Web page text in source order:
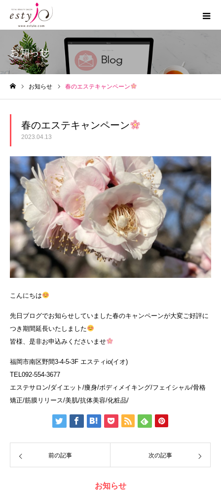
お知らせ
お知らせ 春のエステキャンペーン
春のエステキャンペーン
2023.04.13
こんにちは
先日ブログでお知らせしていました春のキャンペーンが大変ご好評に
つき期間延長いたしました
皆様、是非お申込みくださいませ
福岡市南区野間3-4-5-3F エスティio(イオ)
TEL092-554-3677
エステサロン/ダイエット/痩身/ボディメイキング/フェイシャル/骨格
矯正/筋膜リリース/美肌/抗体美容/化粧品/
前の記事 次の記事
お知らせ